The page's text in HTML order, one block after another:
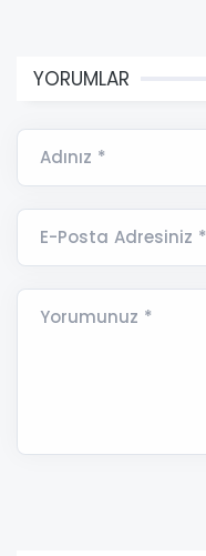
YORUMLAR
Adınız *
E-Posta Adresiniz *
Yorumunuz *